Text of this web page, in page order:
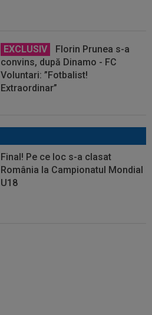
EXCLUSIV
Florin Prunea s-a
convins, după Dinamo - FC
Voluntari: ”Fotbalist!
Extraordinar”
Final! Pe ce loc s-a clasat
România la Campionatul Mondial
U18